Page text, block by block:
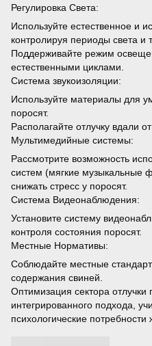
Регулировка Света:
Используйте естественное и
контролируя периоды света и
Поддерживайте режим
естественными циклами.
Система звукоизоляции:
Используйте материалы для
поросят.
Располагайте отлучку вдали
Мультимедийные системы:
Рассмотрите возможность
систем (мягкие музыкальные
снижать стресс у поросят.
Система Видеонаблюдения:
Установите систему
контроля состояния поросят.
Местные Нормативы:
Соблюдайте местные
содержания свиней.
Оптимизация сектора отлучки
интегрированного подхода,
психологические потребности